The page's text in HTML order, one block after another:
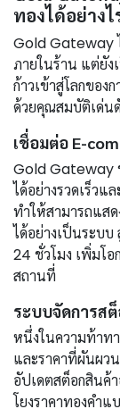
ทองได้อย่างไ
Gold Gateway
ภายในร้าน แต่ยั
ก้าวเข้าสู่โลกขอ
ด้วยคุณสมบัติเด่น
เชื่อมต่อ E-
Gold Gateway
ได้อย่างรวดเร็วแ
ทำให้สามารถแส
ได้อย่างเป็นระบ
24 ชั่วโมง เพิ่มโอ
สถานที่
ระบบจัดการส
หนึ่งในความท้าท
และราคาที่ผันผว
อัปเดตสต็อกสินค้
โยงราคาทองคำ